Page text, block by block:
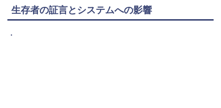
生存者の証言とシステムへの影響
・